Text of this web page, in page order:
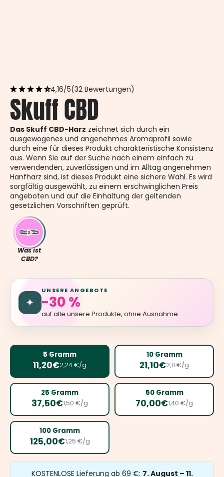
4,16/5(32 Bewertungen)
Skuff CBD
Das Skuff CBD-Harz zeichnet sich durch ein
ausgewogenes und angenehmes Aromaprofil sowie
durch eine für dieses Produkt charakteristische Konsistenz
aus. Wenn Sie auf der Suche nach einem einfach zu
verwendenden, zuverlässigen und im Alltag angenehmen
Hanfharz sind, ist dieses Produkt eine sichere Wahl. Es wird
sorgfältig ausgewählt, zu einem erschwinglichen Preis
angeboten und auf die Einhaltung der geltenden
gesetzlichen Vorschriften geprüft.
Was ist
CBD?
✦
UNSERE ANGEBOTE
-30 %
auf alle unsere Produkte, ohne Ausnahme
5 Gramm
11,20€2,24 €/g
10 Gramm
21,10€2,11 €/g
25 Gramm
37,50€1,50 €/g
50 Gramm
70,00€1,40 €/g
100 Gramm
125,00€1,25 €/g
KOSTENLOSE Lieferung ab 69 €: 7. August – 11.